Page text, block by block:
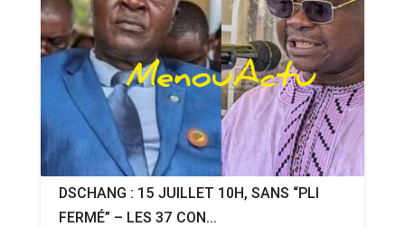
DSCHANG : 15 JUILLET 10H, SANS “PLI
FERMÉ” – LES 37 CON...